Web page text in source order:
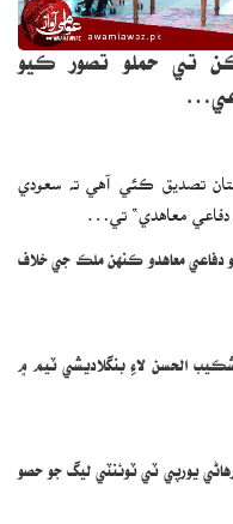
تي حملو تصور ڪيو
تصديق ڪئي آهي ته سعودي
معاهدي“ تي…
دفاعي معاهدو ڪنهن ملڪ جي خلاف
شڪيب الحسن لاءِ بنگلاديشي ٽيم ۾
يورپي ٽي ٽوئنٽي ليگ جو حصو